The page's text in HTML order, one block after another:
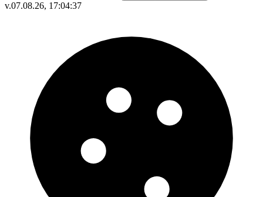
v.07.08.26, 17:04:37